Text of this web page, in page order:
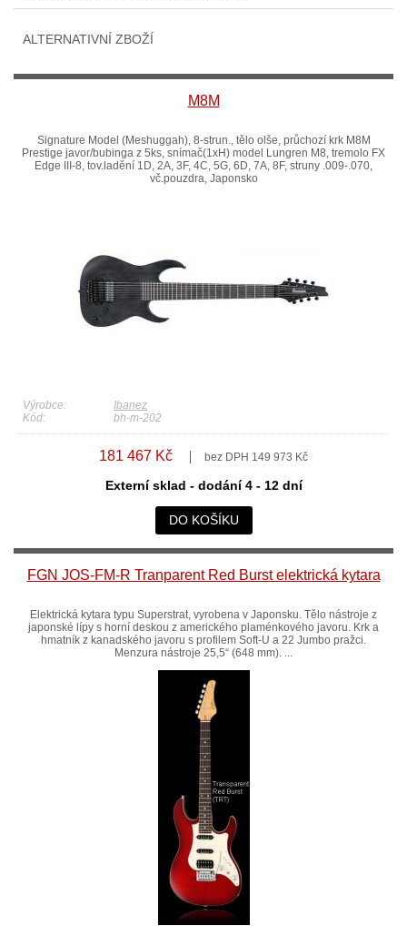
ALTERNATIVNÍ ZBOŽÍ
M8M
Signature Model (Meshuggah), 8-strun., tělo olše, průchozí krk M8M
Prestige javor/bubinga z 5ks, snímač(1xH) model Lungren M8, tremolo FX
Edge III-8, tov.ladění 1D, 2A, 3F, 4C, 5G, 6D, 7A, 8F, struny .009-.070,
vč.pouzdra, Japonsko
Výrobce:
Ibanez
Kód:
bh-m-202
181 467 Kč bez DPH 149 973 Kč
Externí sklad - dodání 4 - 12 dní
DO KOŠÍKU
FGN JOS-FM-R Tranparent Red Burst elektrická kytara
Elektrická kytara typu Superstrat, vyrobena v Japonsku. Tělo nástroje z
japonské lípy s horní deskou z amerického plaménkového javoru. Krk a
hmatník z kanadského javoru s profilem Soft-U a 22 Jumbo pražci.
Menzura nástroje 25,5“ (648 mm). ...